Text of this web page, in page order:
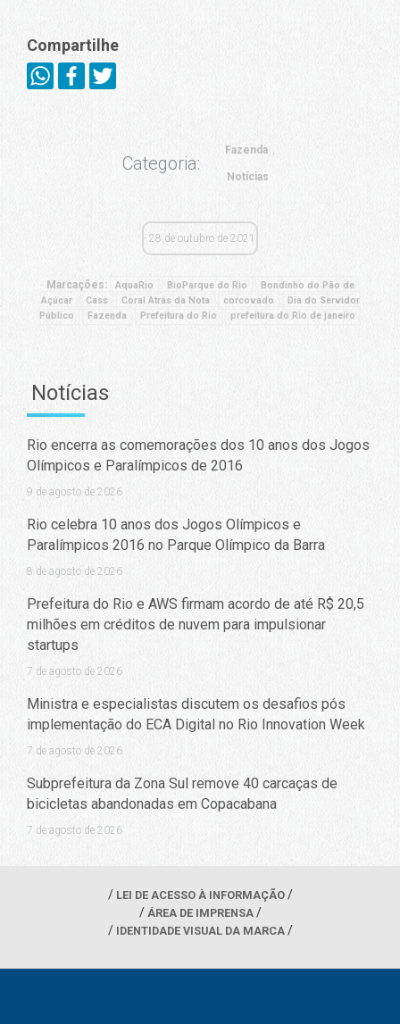
Compartilhe
Categoria:
Fazenda
Notícias
28 de outubro de 2021
Marcações: AquaRio BioParque do Rio
Bondinho do Pão de
Açúcar
Cass Coral Atrás da Nota corcovado
Dia do Servidor
Público
Fazenda Prefeitura do Rio prefeitura do Rio de janeiro
Notícias
Rio encerra as comemorações dos 10 anos dos Jogos
Olímpicos e Paralímpicos de 2016
9 de agosto de 2026
Rio celebra 10 anos dos Jogos Olímpicos e
Paralímpicos 2016 no Parque Olímpico da Barra
8 de agosto de 2026
Prefeitura do Rio e AWS firmam acordo de até R$ 20,5
milhões em créditos de nuvem para impulsionar
startups
7 de agosto de 2026
Ministra e especialistas discutem os desafios pós
implementação do ECA Digital no Rio Innovation Week
7 de agosto de 2026
Subprefeitura da Zona Sul remove 40 carcaças de
bicicletas abandonadas em Copacabana
7 de agosto de 2026
LEI DE ACESSO À INFORMAÇÃO
ÁREA DE IMPRENSA
IDENTIDADE VISUAL DA MARCA